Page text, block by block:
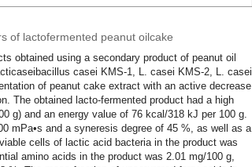
of lactofermented peanut oilcake
obtained using a secondary product of peanut oil
casei KMS-1, L. casei KMS-2, L. casei
of peanut cake extract with an active decrease
The obtained lacto-fermented product had a high
g) and an energy value of 76 kcal/318 kJ per 100 g.
mPa•s and a syneresis degree of 45 %, as well as a
cells of lactic acid bacteria in the product was
amino acids in the product was 2.01 mg/100 g,